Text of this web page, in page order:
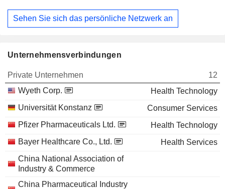
Sehen Sie sich das persönliche Netzwerk an
Unternehmensverbindungen
Private Unternehmen
12
Wyeth Corp.
Health Technology
Universität Konstanz
Consumer Services
Pfizer Pharmaceuticals Ltd.
Health Technology
Bayer Healthcare Co., Ltd.
Health Services
China National Association of
Industry & Commerce
China Pharmaceutical Industry